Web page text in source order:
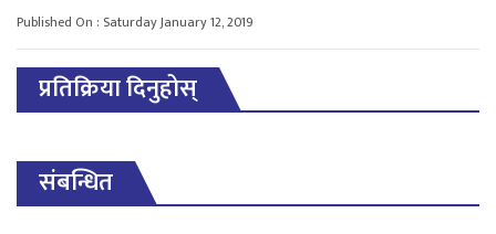
Published On : Saturday January 12, 2019
प्रतिक्रिया दिनुहोस्
संबन्धित